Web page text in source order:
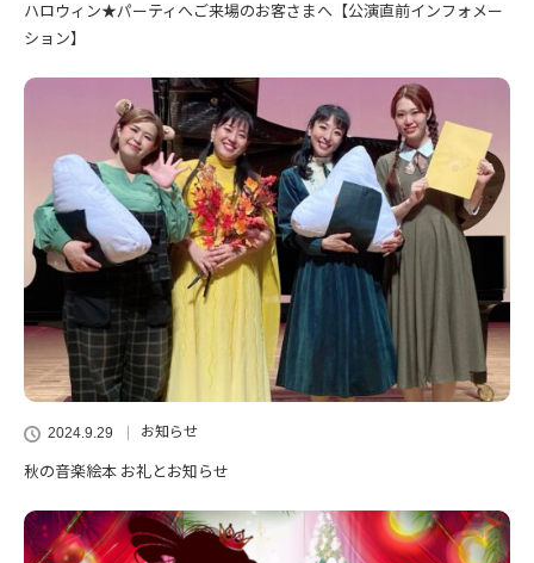
ハロウィン★パーティへご来場のお客さまへ【公演直前インフォメー
ション】
2024.9.29 お知らせ
秋の音楽絵本 お礼とお知らせ